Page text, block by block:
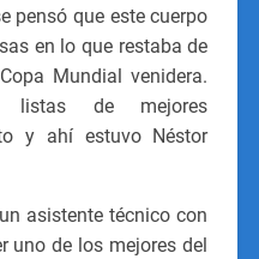
pensó que este cuerpo
en lo que restaba de
Mundial venidera.
listas de mejores
y ahí estuvo Néstor
asistente técnico con
uno de los mejores del